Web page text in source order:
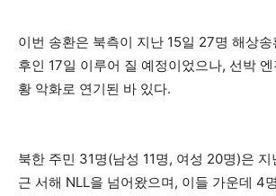
이번 송환은 북측이 지난 15일 27명 해상
후인 17일 이루어 질 예정이었으나, 선박
황 악화로 연기된 바 있다.
북한 주민 31명(남성 11명, 여성 20명)은
근 서해 NLL을 넘어왔으며, 이들 가운데 4